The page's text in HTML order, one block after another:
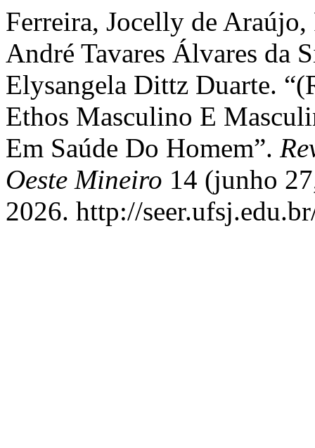
Ferreira, Jocelly de Araújo,
André Tavares Álvares da
Elysangela Dittz Duarte.
Ethos Masculino E
Em Saúde Do Homem”.
Oeste Mineiro 14 (junho
2026. http://